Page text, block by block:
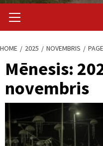
Menu
HOME 2025 NOVEMBRIS
Mēnesis:
novembris